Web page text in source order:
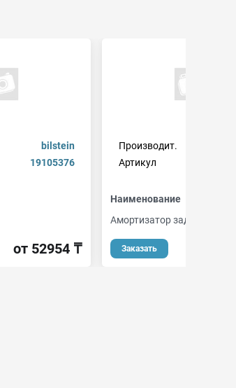
bilstein
19105376
от 52954 ₸
Производит.
Артикул
Наименование
Амортизатор задний GAS
Заказать